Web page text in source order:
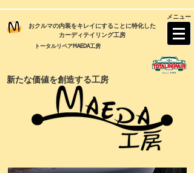
メニュー
おクルマの内装をキレイにすることに特化した
カーディテイリング工房
トータルリペアMAEDA工房
新たな価値を創造する工房